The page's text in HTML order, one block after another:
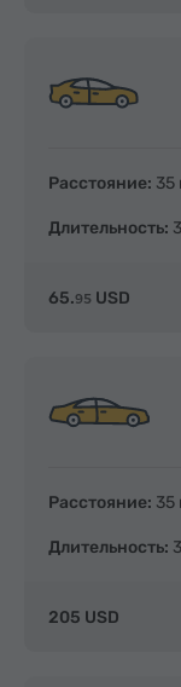
Расстояние: 35
Длительность:
65.95 USD
Расстояние: 35
Длительность:
205 USD